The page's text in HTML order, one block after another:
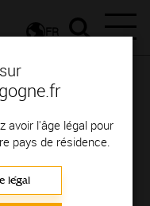
avoir l'âge légal pour
pays de résidence.
légal
FR
aux multiples
vins